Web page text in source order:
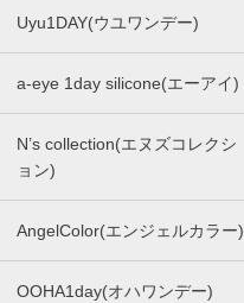
Uyu1DAY(ウユワンデー)
a-eye 1day silicone(エーアイ)
N’s collection(エヌズコレクシ
ョン)
AngelColor(エンジェルカラー)
OOHA1day(オハワンデー)